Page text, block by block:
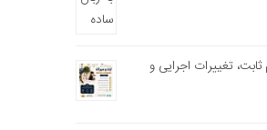
تغییرات اجرایی و